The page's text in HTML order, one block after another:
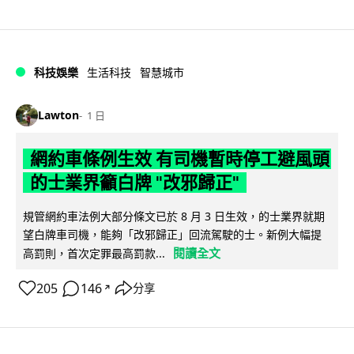
科技娛樂 生活科技 智慧城市
Lawton 1 日
網約車條例生效 有司機暫時停工避風頭
的士業界籲白牌 "改邪歸正"
規管網約車法例大部分條文已於 8 月 3 日生效，的士業界就期
望白牌車司機，能夠「改邪歸正」回流駕駛的士。新例大幅提
高罰則，首次定罪最高罰款...
閱讀全文
205 146 ↗ 分享